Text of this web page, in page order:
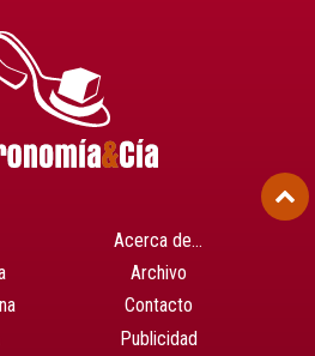
Acerca de…
Archivo
Contacto
Publicidad